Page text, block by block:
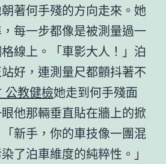
著何手殘的方向走來。她
每一步都像是被測量過一
線上。「車影大人！」泊
好，連測量尺都顫抖著不
公教健檢她走到何手殘面
他那輛垂直貼在牆上的掀
新手，你的車技像一團混
了泊車維度的純粹性。」